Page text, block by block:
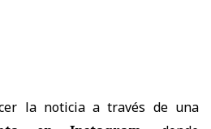
la noticia a través de una